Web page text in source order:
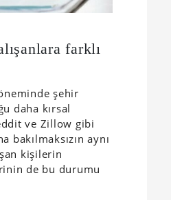
farklı
şehir
daha kırsal
ve Zillow gibi
bakılmaksızın aynı
kişilerin
de bu durumu